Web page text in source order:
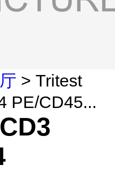
> Tritest
PE/CD45...